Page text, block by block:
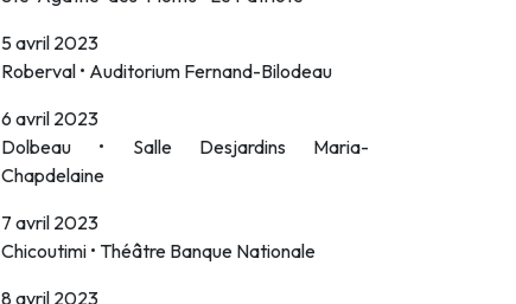
5 avril 2023
Roberval • Auditorium Fernand-Bilodeau
6 avril 2023
Dolbeau • Salle Desjardins Maria-
Chapdelaine
7 avril 2023
Chicoutimi • Théâtre Banque Nationale
8 avril 2023